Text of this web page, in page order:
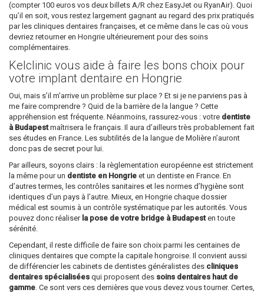
(compter 100 euros vos deux billets A/R chez EasyJet ou RyanAir). Quoi
qu’il en soit, vous restez largement gagnant au regard des prix pratiqués
par les cliniques dentaires françaises, et ce même dans le cas où vous
devriez retourner en Hongrie ultérieurement pour des soins
complémentaires.
Kelclinic vous aide à faire les bons choix pour
votre implant dentaire en Hongrie
Oui, mais s’il m’arrive un problème sur place ? Et si je ne parviens pas à
me faire comprendre ? Quid de la barrière de la langue ? Cette
appréhension est fréquente. Néanmoins, rassurez-vous : votre dentiste
à Budapestmaîtrisera le français. Il aura d’ailleurs très probablement fait
ses études en France. Les subtilités de la langue de Molière n’auront
donc pas de secret pour lui.
Par ailleurs, soyons clairs : la règlementation européenne est strictement
la même pour un dentiste en Hongrie et un dentiste en France. En
d’autres termes, les contrôles sanitaires et les normes d’hygiène sont
identiques d’un pays à l’autre. Mieux, en Hongrie chaque dossier
médical est soumis à un contrôle systématique par les autorités. Vous
pouvez donc réaliser la pose de votre bridge à Budapesten toute
sérénité.
Cependant, il reste difficile de faire son choix parmi les centaines de
cliniques dentaires que compte la capitale hongroise. Il convient aussi
de différencier les cabinets de dentistes généralistes des cliniques
dentaires spécialisées qui proposent des soins dentaires haut de
gamme. Ce sont vers ces dernières que vous devez vous tourner. Certes,